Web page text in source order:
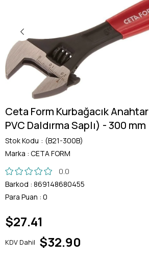
Ceta Form Kurbağacık
PVC Daldırma Saplı) - 300 mm
Stok Kodu
(B21-300B)
Marka : CETA FORM
0.0
Barkod : 869148680455
Para Puan : 0
$27.41
KDV Dahil $32.90